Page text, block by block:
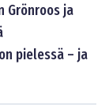
Grönroos ja
pielessä – ja